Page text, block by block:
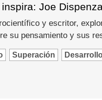
Joe
y escritor,
su pensamiento y sus
Superación